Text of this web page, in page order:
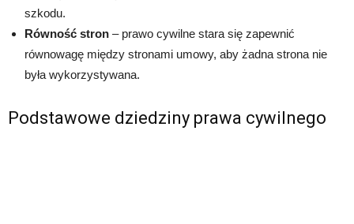
szkodu.
Równość stron – prawo cywilne stara się zapewnić
równowagę między stronami umowy, aby żadna strona nie
była wykorzystywana.
Podstawowe dziedziny prawa cywilnego